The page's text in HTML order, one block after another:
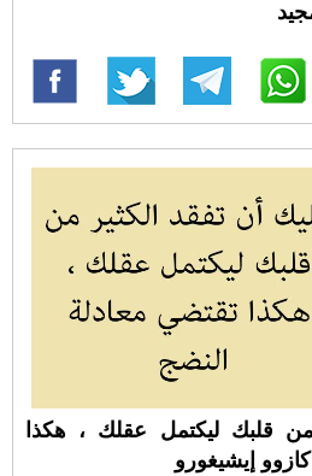
قلبك ليكتمل عقلك ، هكذا
إيشيغورو